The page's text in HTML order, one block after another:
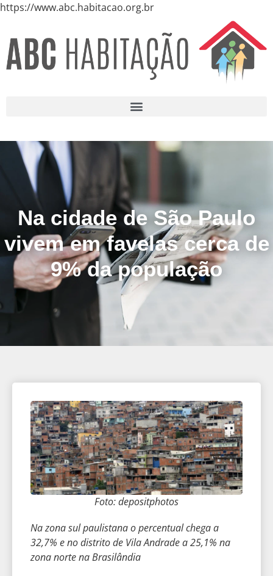
https://www.abc.habitacao.org.br
Na cidade de São Paulo
vivem em favelas cerca de
9% da população
Foto: depositphotos
Na zona sul paulistana o percentual chega a
32,7% e no distrito de Vila Andrade a 25,1% na
zona norte na Brasilândia